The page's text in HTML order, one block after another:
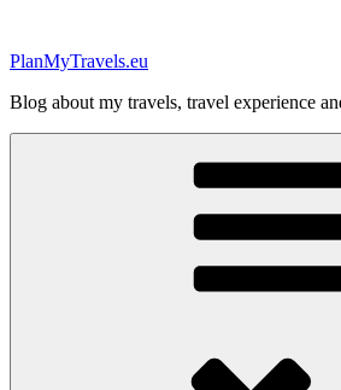
treści
PlanMyTravels.eu
Blog about my travels, travel experience